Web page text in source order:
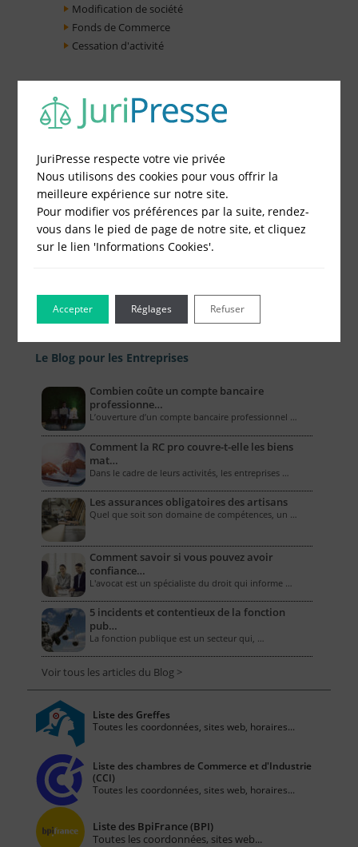
Modification de société
Fonds de Commerce
Cessation d'activité
Le Blog pour les Entreprises
Combien coûte un compte bancaire
professionne…
L’ouverture d’un compte bancaire professionnel …
Comment la RC pro couvre-t-elle les biens
mat…
Dans le cadre de leurs activités, les entreprises …
Les assurances obligatoires des artisans
Quel que soit son domaine de compétences, un …
Comment savoir si vous pouvez avoir
confiance…
L'avocat est un spécialiste du droit qui informe …
5 incidents et contentieux de la fonction
pub…
La fonction publique est un secteur qui, …
Voir tous les articles du Blog >
Liste des Greffes
Toutes les coordonnées, sites web, horaires...
Liste des chambres de Commerce et d'Industrie
(CCI)
Toutes les coordonnées, sites web, horaires...
Liste des BpiFrance (BPI)
Toutes les coordonnées, sites web...
JuriPresse respecte votre vie privée
Nous utilisons des cookies pour vous offrir la
meilleure expérience sur notre site.
Pour modifier vos préférences par la suite, rendez-
vous dans le pied de page de notre site, et cliquez
sur le lien 'Informations Cookies'.
Accepter Refuser
Réglages